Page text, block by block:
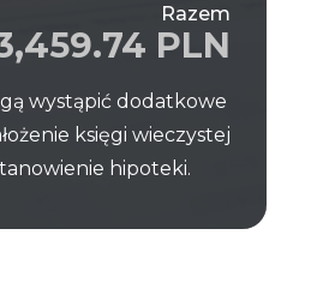
Razem
PLN
wystąpić dodatkowe
księgi wieczystej
hipoteki.